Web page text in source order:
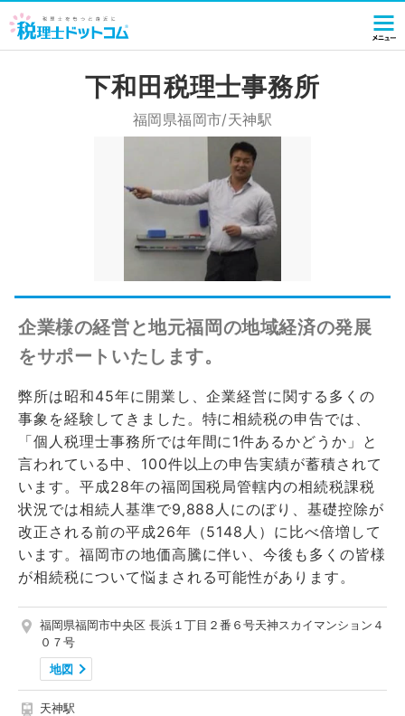
下和田税理士事務所
福岡県福岡市/天神駅
企業様の経営と地元福岡の地域経済の発展
をサポートいたします。
弊所は昭和45年に開業し、企業経営に関する多くの
事象を経験してきました。特に相続税の申告では、
「個人税理士事務所では年間に1件あるかどうか」と
言われている中、100件以上の申告実績が蓄積されて
います。平成28年の福岡国税局管轄内の相続税課税
状況では相続人基準で9,888人にのぼり、基礎控除が
改正される前の平成26年（5148人）に比べ倍増して
います。福岡市の地価高騰に伴い、今後も多くの皆様
が相続税について悩まされる可能性があります。
福岡県福岡市中央区 長浜１丁目２番６号天神スカイマンション４
０７号
地図
天神駅